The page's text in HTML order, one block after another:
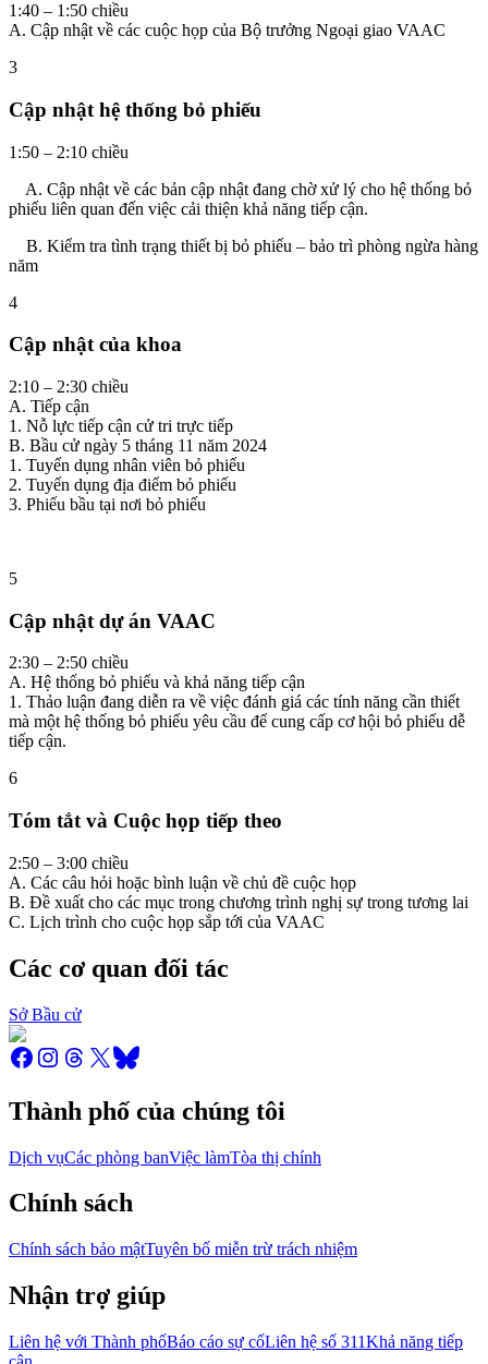
1:40 – 1:50 chiều
A. Cập nhật về các cuộc họp của Bộ trưởng Ngoại giao VAAC
3
Cập nhật hệ thống bỏ phiếu
1:50 – 2:10 chiều
A. Cập nhật về các bản cập nhật đang chờ xử lý cho hệ thống bỏ
phiếu liên quan đến việc cải thiện khả năng tiếp cận.
B. Kiểm tra tình trạng thiết bị bỏ phiếu – bảo trì phòng ngừa hàng
năm
4
Cập nhật của khoa
2:10 – 2:30 chiều
A. Tiếp cận
1. Nỗ lực tiếp cận cử tri trực tiếp
B. Bầu cử ngày 5 tháng 11 năm 2024
1. Tuyển dụng nhân viên bỏ phiếu
2. Tuyển dụng địa điểm bỏ phiếu
3. Phiếu bầu tại nơi bỏ phiếu
5
Cập nhật dự án VAAC
2:30 – 2:50 chiều
A. Hệ thống bỏ phiếu và khả năng tiếp cận
1. Thảo luận đang diễn ra về việc đánh giá các tính năng cần thiết
mà một hệ thống bỏ phiếu yêu cầu để cung cấp cơ hội bỏ phiếu dễ
tiếp cận.
6
Tóm tắt và Cuộc họp tiếp theo
2:50 – 3:00 chiều
A. Các câu hỏi hoặc bình luận về chủ đề cuộc họp
B. Đề xuất cho các mục trong chương trình nghị sự trong tương lai
C. Lịch trình cho cuộc họp sắp tới của VAAC
Các cơ quan đối tác
Sở Bầu cử
Thành phố của chúng tôi
Dịch vụCác phòng banViệc làmTòa thị chính
Chính sách
Chính sách bảo mậtTuyên bố miễn trừ trách nhiệm
Nhận trợ giúp
Liên hệ với Thành phốBáo cáo sự cốLiên hệ số 311Khả năng tiếp